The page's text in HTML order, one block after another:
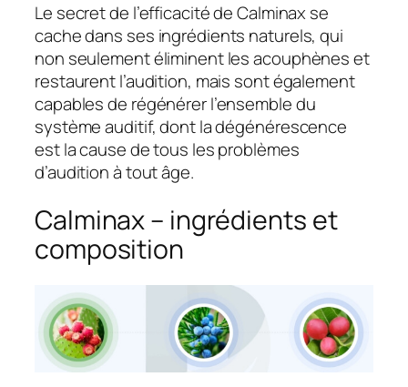
Le secret de l’efficacité de Calminax se
cache dans ses ingrédients naturels, qui
non seulement éliminent les acouphènes et
restaurent l’audition, mais sont également
capables de régénérer l’ensemble du
système auditif, dont la dégénérescence
est la cause de tous les problèmes
d’audition à tout âge.
Calminax – ingrédients et
composition